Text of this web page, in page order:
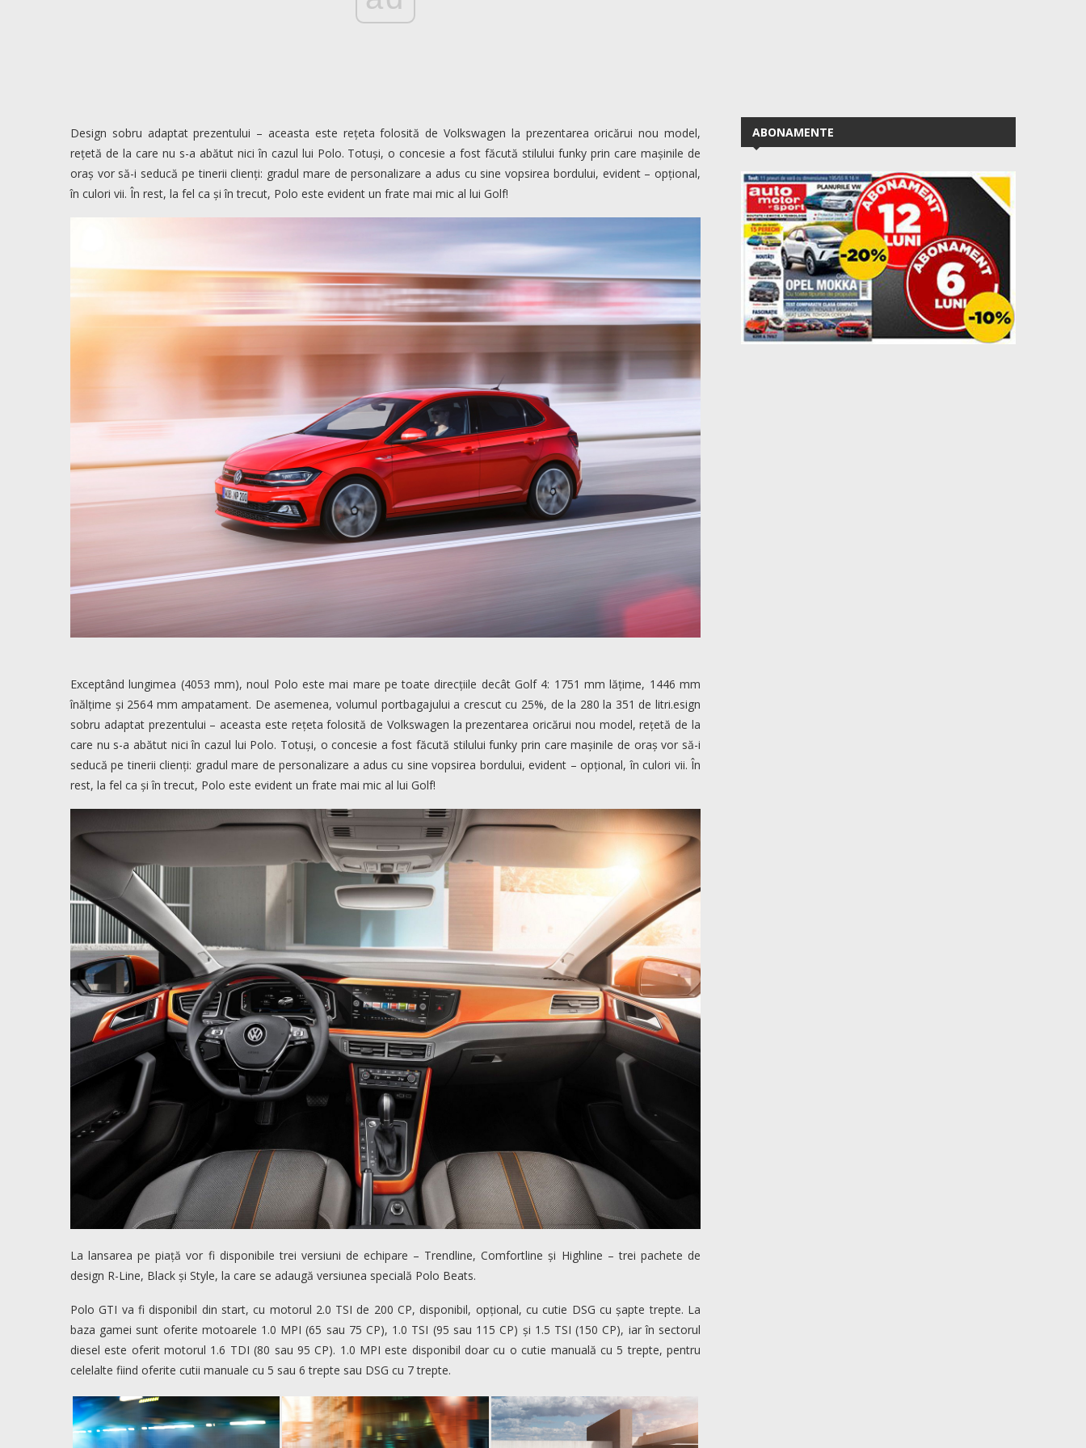
Design sobru adaptat prezentului – aceasta este rețeta folosită de Volkswagen la prezentarea oricărui nou model,
rețetă de la care nu s-a abătut nici în cazul lui Polo. Totuși, o concesie a fost făcută stilului funky prin care mașinile de
oraș vor să-i seducă pe tinerii clienți: gradul mare de personalizare a adus cu sine vopsirea bordului, evident – opțional,
în culori vii. În rest, la fel ca și în trecut, Polo este evident un frate mai mic al lui Golf!
Exceptând lungimea (4053 mm), noul Polo este mai mare pe toate direcțiile decât Golf 4: 1751 mm lățime, 1446 mm
înălțime și 2564 mm ampatament. De asemenea, volumul portbagajului a crescut cu 25%, de la 280 la 351 de litri.esign
sobru adaptat prezentului – aceasta este rețeta folosită de Volkswagen la prezentarea oricărui nou model, rețetă de la
care nu s-a abătut nici în cazul lui Polo. Totuși, o concesie a fost făcută stilului funky prin care mașinile de oraș vor să-i
seducă pe tinerii clienți: gradul mare de personalizare a adus cu sine vopsirea bordului, evident – opțional, în culori vii. În
rest, la fel ca și în trecut, Polo este evident un frate mai mic al lui Golf!
La lansarea pe piață vor fi disponibile trei versiuni de echipare – Trendline, Comfortline și Highline – trei pachete de
design R-Line, Black și Style, la care se adaugă versiunea specială Polo Beats.
Polo GTI va fi disponibil din start, cu motorul 2.0 TSI de 200 CP, disponibil, opțional, cu cutie DSG cu șapte trepte. La
baza gamei sunt oferite motoarele 1.0 MPI (65 sau 75 CP), 1.0 TSI (95 sau 115 CP) și 1.5 TSI (150 CP), iar în sectorul
diesel este oferit motorul 1.6 TDI (80 sau 95 CP). 1.0 MPI este disponibil doar cu o cutie manuală cu 5 trepte, pentru
celelalte fiind oferite cutii manuale cu 5 sau 6 trepte sau DSG cu 7 trepte.
ABONAMENTE